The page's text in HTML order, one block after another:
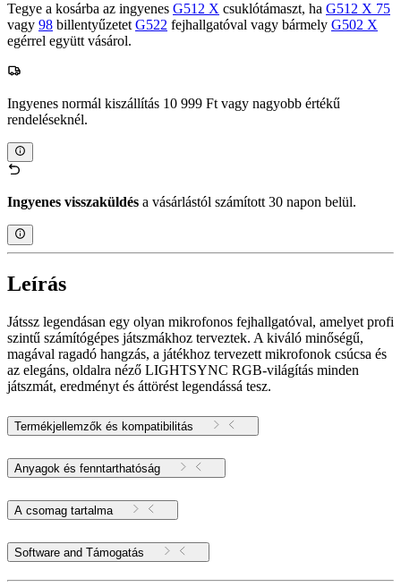
Tegye a kosárba az ingyenes G512 X csuklótámaszt, ha G512 X 75
vagy 98 billentyűzetet G522 fejhallgatóval vagy bármely G502 X
egérrel együtt vásárol.
Ingyenes normál kiszállítás 10 999 Ft vagy nagyobb értékű
rendeléseknél.
Ingyenes visszaküldés a vásárlástól számított 30 napon belül.
Leírás
Játssz legendásan egy olyan mikrofonos fejhallgatóval, amelyet profi
szintű számítógépes játszmákhoz terveztek. A kiváló minőségű,
magával ragadó hangzás, a játékhoz tervezett mikrofonok csúcsa és
az elegáns, oldalra néző LIGHTSYNC RGB-világítás minden
játszmát, eredményt és áttörést legendássá tesz.
Termékjellemzők és kompatibilitás
Anyagok és fenntarthatóság
A csomag tartalma
Software and Támogatás